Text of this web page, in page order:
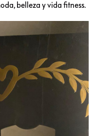
belleza y vida fitness.